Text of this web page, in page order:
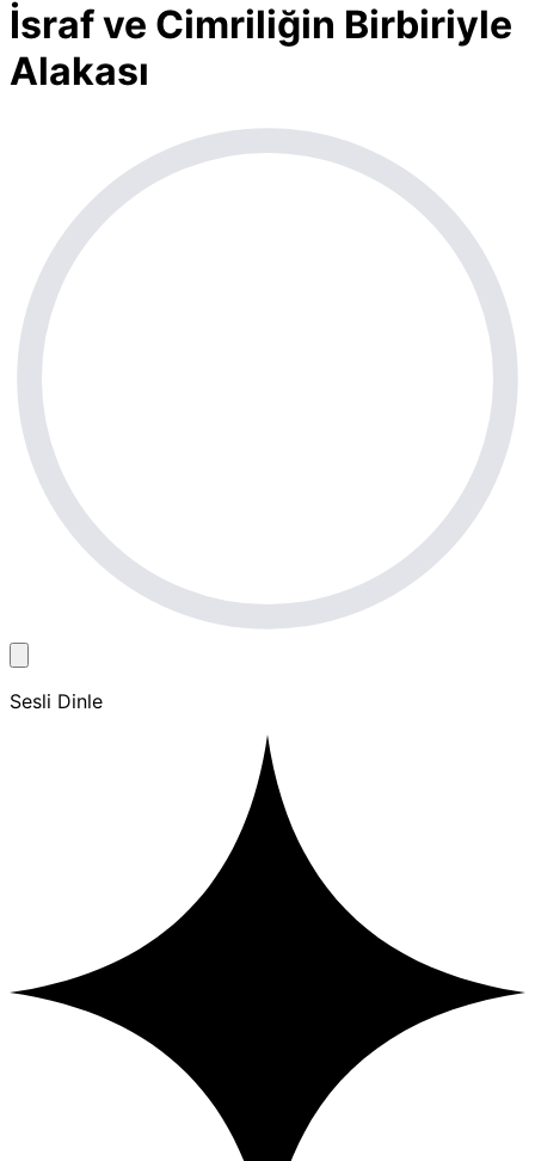
İsraf ve Cimriliğin Birbiriyle
Alakası
Sesli Dinle